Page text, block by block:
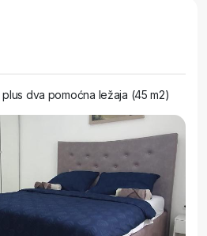
dva pomoćna ležaja (45 m2)